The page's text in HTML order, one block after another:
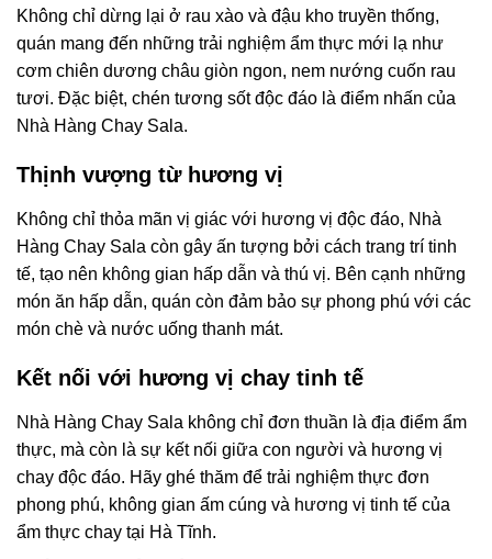
Không chỉ dừng lại ở rau xào và đậu kho truyền thống,
quán mang đến những trải nghiệm ẩm thực mới lạ như
cơm chiên dương châu giòn ngon, nem nướng cuốn rau
tươi. Đặc biệt, chén tương sốt độc đáo là điểm nhấn của
Nhà Hàng Chay Sala.
Thịnh vượng từ hương vị
Không chỉ thỏa mãn vị giác với hương vị độc đáo, Nhà
Hàng Chay Sala còn gây ấn tượng bởi cách trang trí tinh
tế, tạo nên không gian hấp dẫn và thú vị. Bên cạnh những
món ăn hấp dẫn, quán còn đảm bảo sự phong phú với các
món chè và nước uống thanh mát.
Kết nối với hương vị chay tinh tế
Nhà Hàng Chay Sala không chỉ đơn thuần là địa điểm ẩm
thực, mà còn là sự kết nối giữa con người và hương vị
chay độc đáo. Hãy ghé thăm để trải nghiệm thực đơn
phong phú, không gian ấm cúng và hương vị tinh tế của
ẩm thực chay tại Hà Tĩnh.